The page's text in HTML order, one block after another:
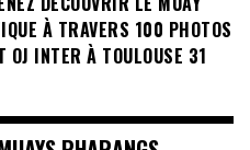
DECOUVRIR LE MUAY
À TRAVERS 100 PHOTOS